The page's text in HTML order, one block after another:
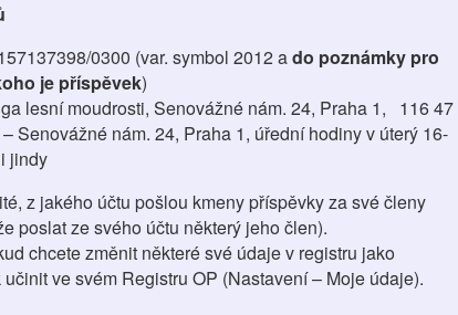
0300 (var. symbol 2012 ado poznámky pro
je příspěvek)
lesní moudrosti, Senovážné nám. 24, Praha 1, 116 47
Senovážné nám. 24, Praha 1, úřední hodiny v úterý 16-
jindy
z jakého účtu pošlou kmeny příspěvky za své členy
poslat ze svého účtu některý jeho člen).
chcete změnit některé své údaje v registru jako
ve svém Registru OP (Nastavení – Moje údaje).